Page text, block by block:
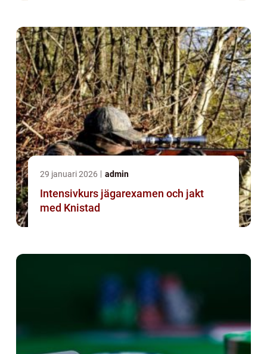
29 januari 2026 admin
Intensivkurs jägarexamen och jakt
med Knistad